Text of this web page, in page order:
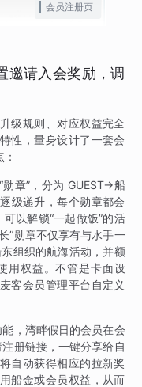
会员注册页
邀请入会奖励，调
级规则、对应权益完全
性，量身设计了一套会
章”，分为 GUEST→船
级递升，每个勋章都会
以解锁“一起做饭”的活
”勋章不仅享有与水手一
组织的航海活动，并额
用权益。不管是卡面设
客会员管理平台自定义
，湾畔假日的会员在会
册链接，一键分享给自
自动获得相应的拉新奖
船金或会员权益，从而